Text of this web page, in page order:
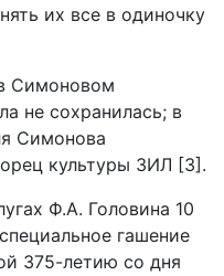
их все в одиночку
Симоновом
не сохранилась; в
Симонова
культуры ЗИЛ [3].
Ф.А. Головина 10
гашение
375-летию со дня